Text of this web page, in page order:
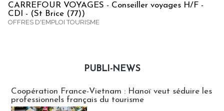
CARREFOUR VOYAGES - Conseiller voyages H/F -
CDI - (St Brice (77))
OFFRES D'EMPLOI TOURISME
PUBLI-NEWS
Coopération France-Vietnam : Hanoï veut séduire les
professionnels français du tourisme